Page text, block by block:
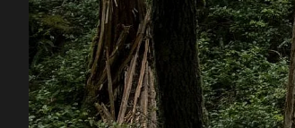
Kontakt
Sitemap
Über uns
Rechtliches & Richtlinien